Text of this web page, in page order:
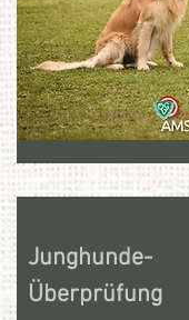
Junghunde-
Überprüfung